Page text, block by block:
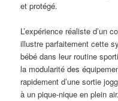
et protégé.
L’expérience réaliste d’un
illustre parfaitement cette
bébé dans leur routine
la modularité des
rapidement d’une sortie
à un pique-nique en plein air.